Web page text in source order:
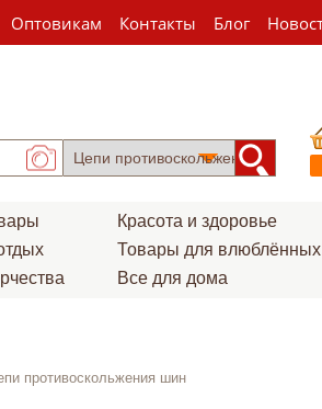
Оптовикам Контакты Блог
Красота и здоровье
Товары для влюблённых
Все для дома
противоскольжения шин